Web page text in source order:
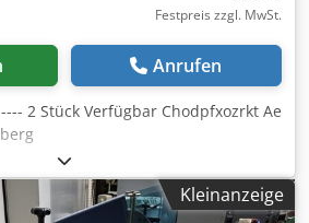
Festpreis zzgl. MwSt.
Anrufen
2 Stück Verfügbar Chodpfxozrkt Ae
Kleinanzeige